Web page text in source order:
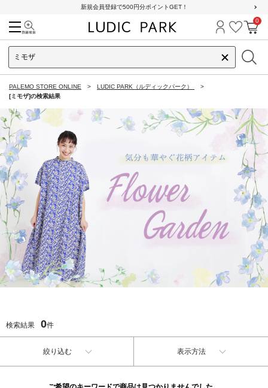
新規会員登録で500円分ポイントGET！
ログイン
お気に
カ
0
PALEMO STORE ONLINE
LUDIC PARK（ルディックパーク）
[ミモザ]の検索結果
検索結果 0件
絞り込む 表示方法